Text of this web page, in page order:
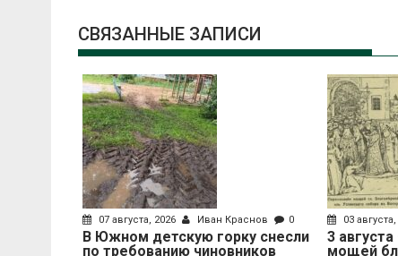
СВЯЗАННЫЕ ЗАПИСИ
07 августа, 2026 Иван Краснов 0
В Южном детскую горку снесли
по требованию чиновников
03
3
мощей